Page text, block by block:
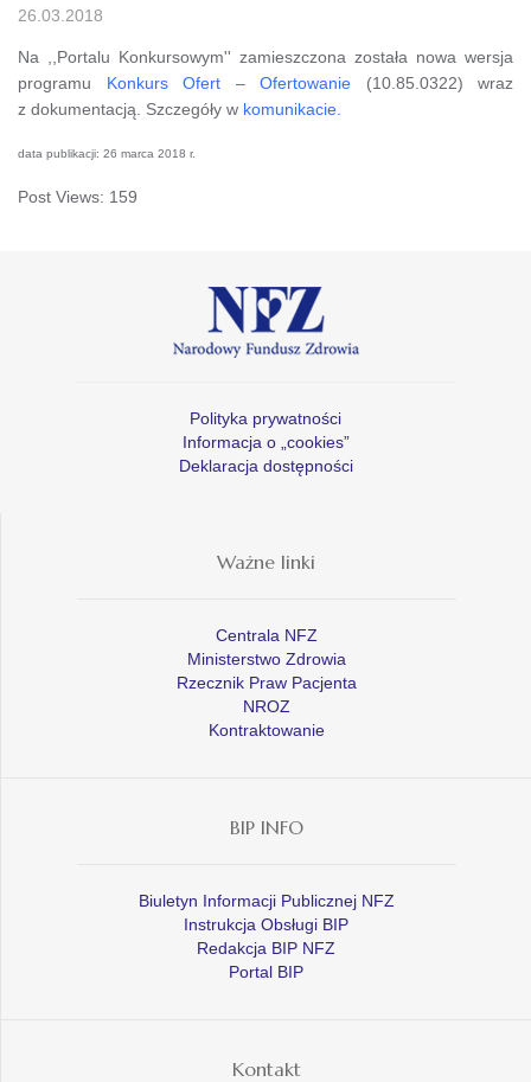
26.03.2018
Na ,,Portalu Konkursowym'' zamieszczona została nowa wersja
programu Konkurs Ofert – Ofertowanie (10.85.0322) wraz
z dokumentacją. Szczegóły w komunikacie.
data publikacji: 26 marca 2018 r.
Post Views: 159
Polityka prywatności
Informacja o „cookies”
Deklaracja dostępności
Ważne linki
Centrala NFZ
Ministerstwo Zdrowia
Rzecznik Praw Pacjenta
NROZ
Kontraktowanie
BIP INFO
Biuletyn Informacji Publicznej NFZ
Instrukcja Obsługi BIP
Redakcja BIP NFZ
Portal BIP
Kontakt